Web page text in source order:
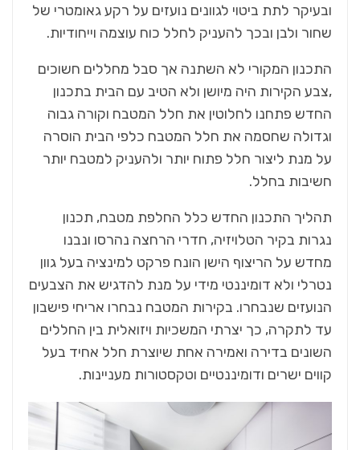
ובעיקר לתת ביטוי לגוונים נועזים על רקע גאומטרי של
שחור ולבן ובכך להעניק לחלל כוח עוצמה וייחודיות.
התכנון המקורי לא השתנה אך סבל מחללים חשוכים
,צבע הקירות היה מיושן ולא הטיב עם הבית בתכנון
החדש פתחנו לחלוטין את חלל המטבח וקורה גבוה
וגדולה שחסמה את חלל המטבח כלפי הבית הוסרה
על מנת ליצור חלל פתוח יותר ולהעניק למטבח יותר
חשיבות בחלל.
תהליך התכנון החדש כלל החלפת מטבח, תכנון
נגרות בקיר הטלויזיה, חדרי הרחצה נהרסו ונבנו
מחדש על הריצוף הישן הונח פרקט למינציה בעל גוון
נטרלי ולא דומיננטי מידי על מנת להדגיש את הצבעים
הנועזים שנבחרו. בקירות המטבח נבחרו אריחי פישבון
עד לתקרה, כך יצרתי המשכיות ויזואלית בין החללים
השונים בדירה ואמירה אחת שיוצרת חלל אחיד בעל
קווים ישרים ודומיננטיים וטקסטורות מעניינות.